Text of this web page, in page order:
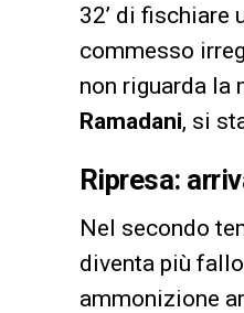
32’ di fischiare
commesso
non riguarda la
Ramadani, si
Ripresa:
Nel secondo
diventa più
ammonizione